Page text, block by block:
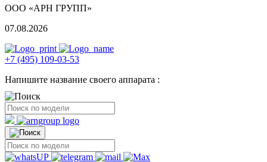
ООО «АРН ГРУПП»
07.08.2026
+7 (495) 109-03-53
Напишите название своего аппарата :